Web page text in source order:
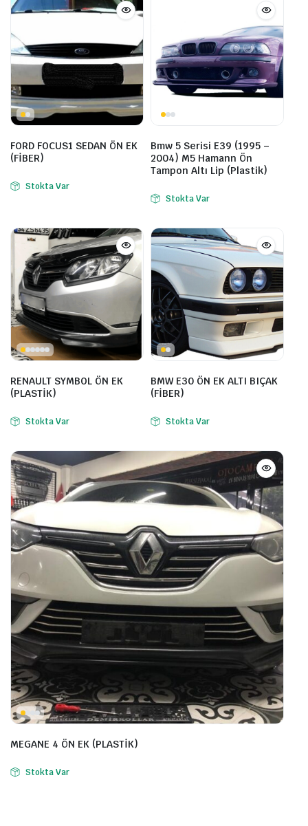
FORD FOCUS1 SEDAN ÖN EK
(FİBER)
Stokta Var
Bmw 5 Serisi E39 (1995 –
2004) M5 Hamann Ön
Tampon Altı Lip (Plastik)
Stokta Var
RENAULT SYMBOL ÖN EK
(PLASTİK)
Stokta Var
BMW E30 ÖN EK ALTI BIÇAK
(FİBER)
Stokta Var
MEGANE 4 ÖN EK (PLASTİK)
Stokta Var